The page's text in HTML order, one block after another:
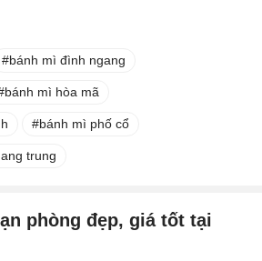
bánh mì đình ngang
bánh mì hòa mã
bánh mì phố cổ
trung
phòng đẹp, giá tốt tại